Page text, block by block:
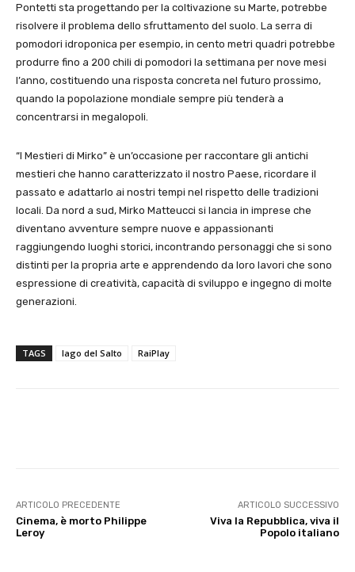
Pontetti sta progettando per la coltivazione su Marte, potrebbe
risolvere il problema dello sfruttamento del suolo. La serra di
pomodori idroponica per esempio, in cento metri quadri potrebbe
produrre fino a 200 chili di pomodori la settimana per nove mesi
l’anno, costituendo una risposta concreta nel futuro prossimo,
quando la popolazione mondiale sempre più tenderà a
concentrarsi in megalopoli.
“I Mestieri di Mirko” è un’occasione per raccontare gli antichi
mestieri che hanno caratterizzato il nostro Paese, ricordare il
passato e adattarlo ai nostri tempi nel rispetto delle tradizioni
locali. Da nord a sud, Mirko Matteucci si lancia in imprese che
diventano avventure sempre nuove e appassionanti
raggiungendo luoghi storici, incontrando personaggi che si sono
distinti per la propria arte e apprendendo da loro lavori che sono
espressione di creatività, capacità di sviluppo e ingegno di molte
generazioni.
TAGS lago del Salto RaiPlay
ARTICOLO PRECEDENTE
Cinema, è morto Philippe
Leroy
ARTICOLO SUCCESSIVO
Viva la Repubblica, viva il
Popolo italiano